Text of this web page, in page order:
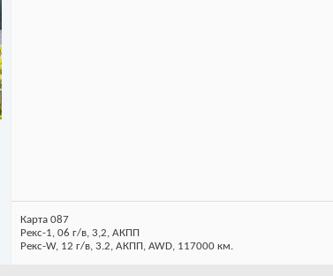
Карта 087
Рекс-1, 06 г/в, 3,2, АКПП
Рекс-W, 12 г/в, 3.2, АКПП, AWD, 117000 км.